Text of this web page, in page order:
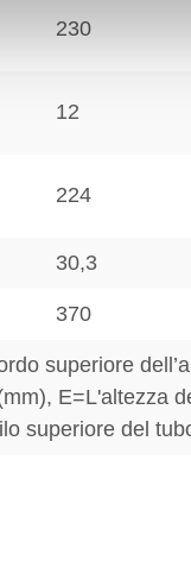
230
12
224
30,3
370
superiore
E=L'altezza
superiore del